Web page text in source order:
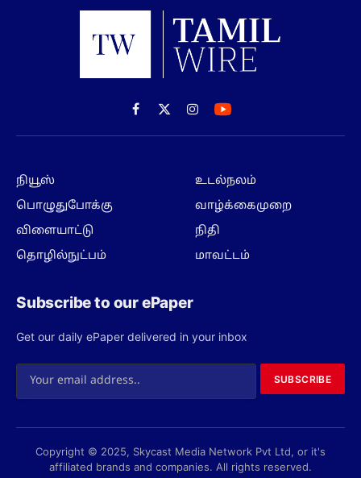
Facebook
X
(Twitter)
Instagram
நியூஸ்
பொழுதுபோக்கு
விளையாட்டு
தொழில்நுட்பம்
உடல்நலம்
வாழ்க்கைமுறை
நிதி
மாவட்டம்
Subscribe to our ePaper
Get our daily ePaper delivered in your inbox
SUBSCRIBE
Copyright © 2025, Skycast Media Network Pvt Ltd, or it's
affiliated brands and companies. All rights reserved.